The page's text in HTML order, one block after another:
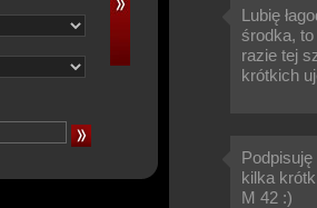
Lubię
środka, to
razie tej
krótkich
kilka
M 42 :)